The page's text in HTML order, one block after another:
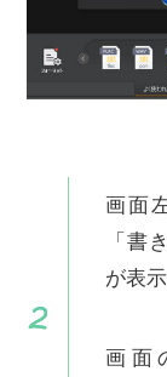
画面
「書
が表
画面